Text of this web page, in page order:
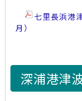
七里長浜港
月）
深浦港津